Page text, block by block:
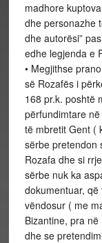
madhore
dhe personazhe
dhe autorësi”
edhe legjenda e
• Megjithse
së Rozafës i
168 pr.k. poshtë
përfundimtare
të mbretit Gent (
sërbe pretendon
Rozafa dhe si
sërbe nuk ka
dokumentuar,
vëndosur ( me
Bizantine, pra
dhe se